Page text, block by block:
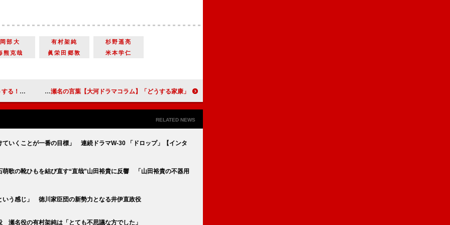
岡部大 有村架純
杉野遥亮
熊克哉
眞栄田郷敦 米本学仁
ラマコラム】 「どうする家康」第21回「長篠を救え！」鳥居強右衛門の活躍を導き出した瀬名の言葉【大河ドラマコラム】
RELATED NEWS
ていくことが一番の目標」 連続ドラマW-30 「ドロップ」【インタ
萌歌の靴ひもを結び直す“直哉”山田裕貴に反響 「山田裕貴の不器用
いう感じ」 徳川家臣団の新勢力となる井伊直政役
瀬名役の有村架純は「とても不思議な方でした」